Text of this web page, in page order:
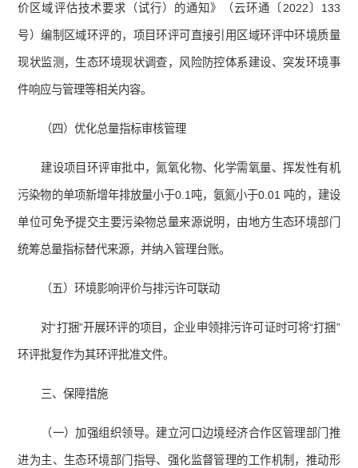
价区域评估技术要求（试行）的通知》（云环通〔2022〕133
号）编制区域环评的，项目环评可直接引用区域环评中环境质量
现状监测，生态环境现状调查，风险防控体系建设、突发环境事
件响应与管理等相关内容。
（四）优化总量指标审核管理
建设项目环评审批中，氮氧化物、化学需氧量、挥发性有机
污染物的单项新增年排放量小于0.1吨，氨氮小于0.01 吨的，建设
单位可免予提交主要污染物总量来源说明，由地方生态环境部门
统筹总量指标替代来源，并纳入管理台账。
（五）环境影响评价与排污许可联动
对“打捆”开展环评的项目，企业申领排污许可证时可将“打捆”
环评批复作为其环评批准文件。
三、保障措施
（一）加强组织领导。建立河口边境经济合作区管理部门推
进为主、生态环境部门指导、强化监督管理的工作机制，推动形